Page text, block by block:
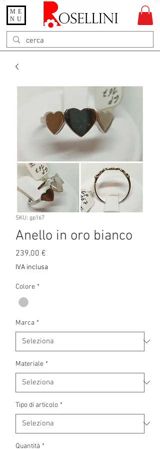
Gioielleria Rosellini
Rosellini online
ME
NU
SKU: gp167
Anello in oro bianco
239,00 €
IVA inclusa
Colore *
Marca *
Materiale *
Tipo di articolo *
Quantità *